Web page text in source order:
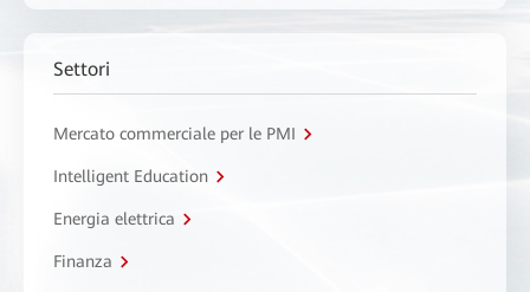
Settori
Mercato commerciale per le PMI
Intelligent Education
Energia elettrica
Finanza